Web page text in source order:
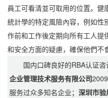
員工可看清並可取用的位置。
統計學的特定風險內容，例如性
作前和工作後定期向所有工人提
和安全方面的疑慮，確保他們不
国内口碑良好的RBA认证
企业管理技术服务有限公司
服务过众多知名企业；深圳市